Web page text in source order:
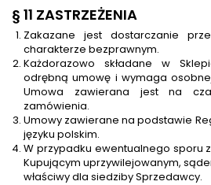
§ 11 ZASTRZEŻENIA
Zakazane jest dostarczanie
charakterze bezprawnym.
Każdorazowo składane w
odrębną umowę i wymaga
Umowa zawierana jest na
zamówienia.
Umowy zawierane na podstawie
języku polskim.
W przypadku ewentualnego sporu
Kupującym uprzywilejowanym,
właściwy dla siedziby Sprzedawcy.